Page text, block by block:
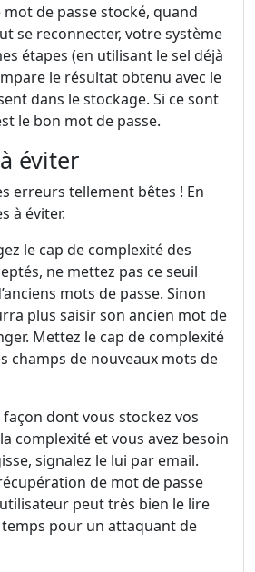
de passe stocké, quand
se reconnecter, votre système
étapes (en utilisant le sel déjà
le résultat obtenu avec le
dans le stockage. Si ce sont
le bon mot de passe.
éviter
erreurs tellement bêtes ! En
à éviter.
le cap de complexité des
ne mettez pas ce seuil
mots de passe. Sinon
plus saisir son ancien mot de
Mettez le cap de complexité
champs de nouveaux mots de
façon dont vous stockez vos
complexité et vous avez besoin
signalez le lui par email.
de mot de passe
peut très bien le lire
pour un attaquant de